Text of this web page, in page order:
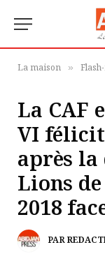
La maison »
La CAF
VI
après
Lions
2018
PAR